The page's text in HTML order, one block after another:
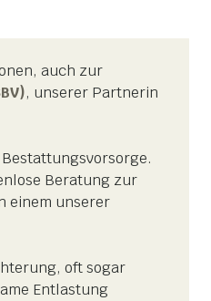
auch zur
, unserer Partnerin
Beratung zur
einem unserer
oft sogar
Entlastung